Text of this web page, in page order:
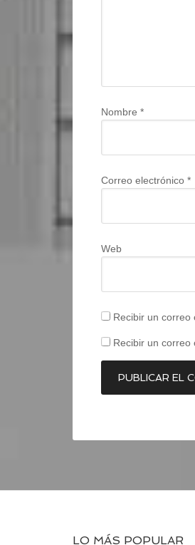
Nombre *
Correo electrónico *
Web
Recibir un correo
Recibir un correo
LO MÁS POPULAR